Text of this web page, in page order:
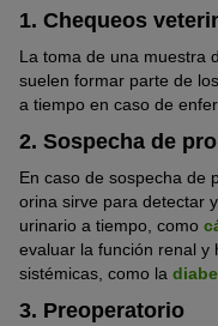
1. Chequeos
La toma de una muestra
suelen formar parte de
a tiempo en caso de
2. Sospecha de
En caso de sospecha de
orina sirve para detectar
urinario a tiempo, como
evaluar la función renal y
sistémicas, como la
3. Preoperatorio